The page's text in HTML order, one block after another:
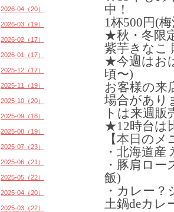
中！
1杯500円(
★秋・冬限
紫芋きなこ
★今週はお
頃〜)
お客様の来
場合があり
トは来週販
★12時台は
【本日の
・北海道
・豚肩ロ
飯)
・カレー
土鍋deカレ
2026-04（20）
2026-03（19）
2026-02（17）
2026-01（17）
2025-12（17）
2025-11（19）
2025-10（20）
2025-09（18）
2025-08（19）
2025-07（23）
2025-06（21）
2025-05（22）
2025-04（20）
2025-03（22）